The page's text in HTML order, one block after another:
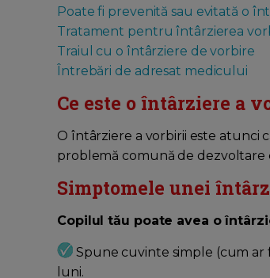
Poate fi prevenită sau evitată o
Tratament pentru întârzierea
Traiul cu o întârziere de vorbire
Întrebări de adresat medicului
Ce este o întârziere a
O întârziere a vorbirii este atunci
problemă comună de dezvoltare
Simptomele unei
Copilul tău poate avea o
Spune cuvinte simple (cum ar
luni.